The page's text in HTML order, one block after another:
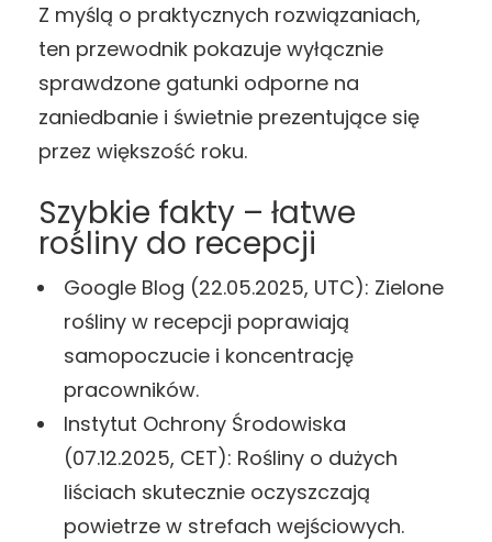
Z myślą o praktycznych rozwiązaniach,
ten przewodnik pokazuje wyłącznie
sprawdzone gatunki odporne na
zaniedbanie i świetnie prezentujące się
przez większość roku.
Szybkie fakty – łatwe
rośliny do recepcji
Google Blog (22.05.2025, UTC): Zielone
rośliny w recepcji poprawiają
samopoczucie i koncentrację
pracowników.
Instytut Ochrony Środowiska
(07.12.2025, CET): Rośliny o dużych
liściach skutecznie oczyszczają
powietrze w strefach wejściowych.